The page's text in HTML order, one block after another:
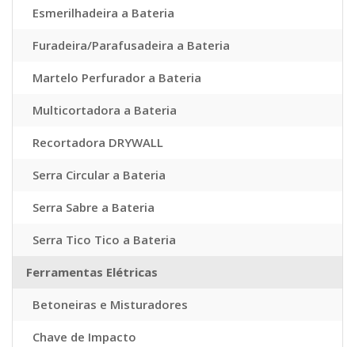
Esmerilhadeira a Bateria
Furadeira/Parafusadeira a Bateria
Martelo Perfurador a Bateria
Multicortadora a Bateria
Recortadora DRYWALL
Serra Circular a Bateria
Serra Sabre a Bateria
Serra Tico Tico a Bateria
Ferramentas Elétricas
Betoneiras e Misturadores
Chave de Impacto